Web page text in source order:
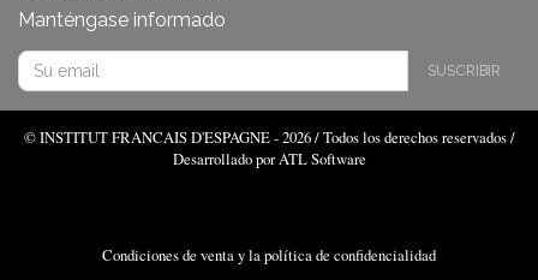
Manténgase informado
SUSCRIBIR
© INSTITUT FRANCAIS D'ESPAGNE - 2026 / Todos los derechos reservados /
Desarrollado por ATL Software
Condiciones de venta y la política de confidencialidad